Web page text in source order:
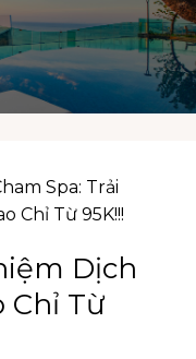
Spa: Trải
Chỉ Từ 95K!!!
Dịch
Chỉ Từ